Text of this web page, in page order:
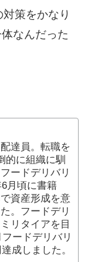
策をかなり
なんだった
達員。転職を
的に組織に馴
ードデリバリ
月頃に書籍
資産形成を意
。フードデリ
リタイアを目
ードデリバリ
成しました。